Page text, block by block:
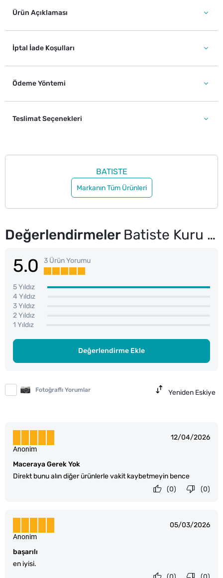
Ürün Açıklaması
İptal İade Koşulları
Ödeme Yöntemi
Teslimat Seçenekleri
BATISTE
Markanın Tüm Ürünleri
Değerlendirmeler Batiste Kuru Şampuan Original 200 ml
5.0 3 Ürün Yorumu
5 Yıldız
4 Yıldız
3 Yıldız
2 Yıldız
1 Yıldız
Değerlendirme Ekle
Fotoğraflı Yorumlar Yeniden Eskiye
12/04/2026
Maceraya Gerek Yok
Direkt bunu alın diğer ürünlerle vakit kaybetmeyin bence
Anonim
(0)
(0)
05/03/2026
başarılı
en iyisi.
Anonim